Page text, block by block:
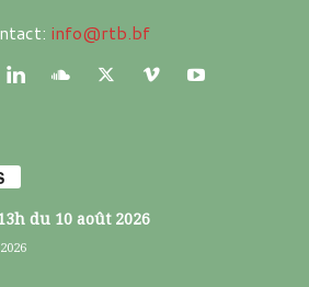
info@rtb.bf
du 10 août 2026